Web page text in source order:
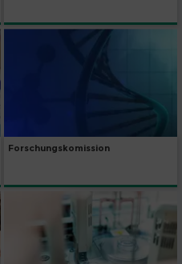
Forschungskomission